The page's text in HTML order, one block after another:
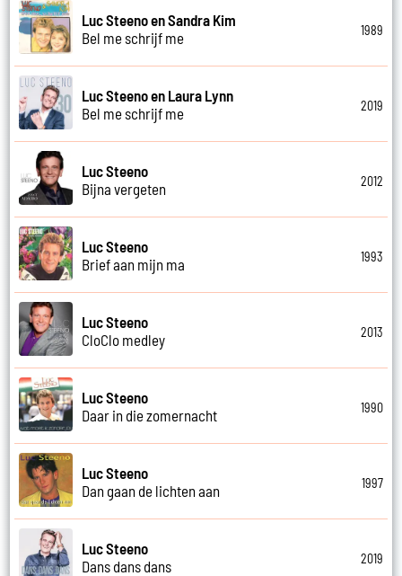
Luc Steeno en Sandra Kim
Bel me schrijf me
1989
Luc Steeno en Laura Lynn
Bel me schrijf me
2019
Luc Steeno
Bijna vergeten
2012
Luc Steeno
Brief aan mijn ma
1993
Luc Steeno
CloClo medley
2013
Luc Steeno
Daar in die zomernacht
1990
Luc Steeno
Dan gaan de lichten aan
1997
Luc Steeno
Dans dans dans
2019